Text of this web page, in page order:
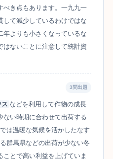
べき点もあります。一九九一
して減少しているわけではな
年よりも小さくなっているな
はないことに注意して統計資
3問出題
ス などを利用して作物の成長
ない時期に合わせて出荷する
では温暖な気候を活かしたなす
群馬県などの出荷が少ない冬
とで高い利益を上げていま